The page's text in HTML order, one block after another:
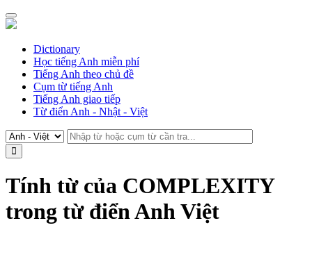
Dictionary
Học tiếng Anh miễn phí
Tiếng Anh theo chủ đề
Cụm từ tiếng Anh
Tiếng Anh giao tiếp
Từ điển Anh - Nhật - Việt
Tính từ của COMPLEXITY
trong từ điển Anh Việt